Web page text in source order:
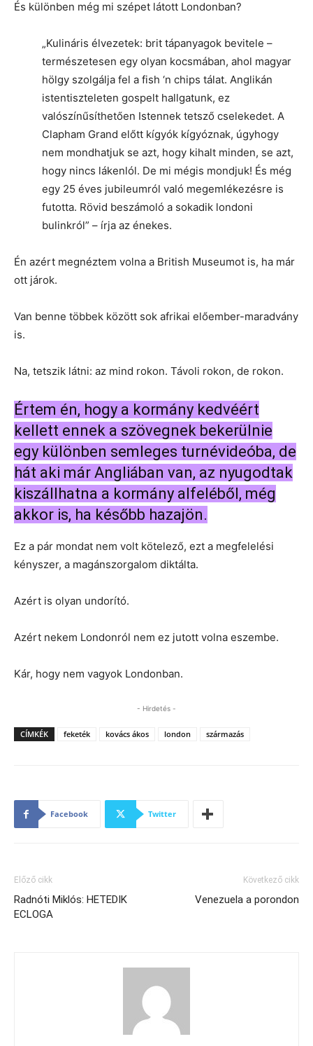
És különben még mi szépet látott Londonban?
„Kulináris élvezetek: brit tápanyagok bevitele –
természetesen egy olyan kocsmában, ahol magyar
hölgy szolgálja fel a fish ‘n chips tálat. Anglikán
istentiszteleten gospelt hallgatunk, ez
valószínűsíthetően Istennek tetsző cselekedet. A
Clapham Grand előtt kígyók kígyóznak, úgyhogy
nem mondhatjuk se azt, hogy kihalt minden, se azt,
hogy nincs lákenlól. De mi mégis mondjuk! És még
egy 25 éves jubileumról való megemlékezésre is
futotta. Rövid beszámoló a sokadik londoni
bulinkról” – írja az énekes.
Én azért megnéztem volna a British Museumot is, ha már
ott járok.
Van benne többek között sok afrikai előember-maradvány
is.
Na, tetszik látni: az mind rokon. Távoli rokon, de rokon.
Értem én, hogy a kormány kedvéért
kellett ennek a szövegnek bekerülnie
egy különben semleges turnévideóba, de
hát aki már Angliában van, az nyugodtak
kiszállhatna a kormány alfeléből, még
akkor is, ha később hazajön.
Ez a pár mondat nem volt kötelező, ezt a megfelelési
kényszer, a magánszorgalom diktálta.
Azért is olyan undorító.
Azért nekem Londonról nem ez jutott volna eszembe.
Kár, hogy nem vagyok Londonban.
- Hirdetés -
CÍMKÉK feketék kovács ákos london származás
Facebook Twitter
Előző cikk
Radnóti Miklós: HETEDIK
ECLOGA
Következő cikk
Venezuela a porondon